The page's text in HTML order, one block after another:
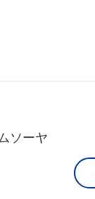
ソーヤ